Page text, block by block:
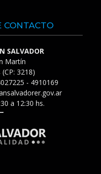
CONTACTO
SALVADOR
Martín
3218)
- 4910169
a 12:30 hs.